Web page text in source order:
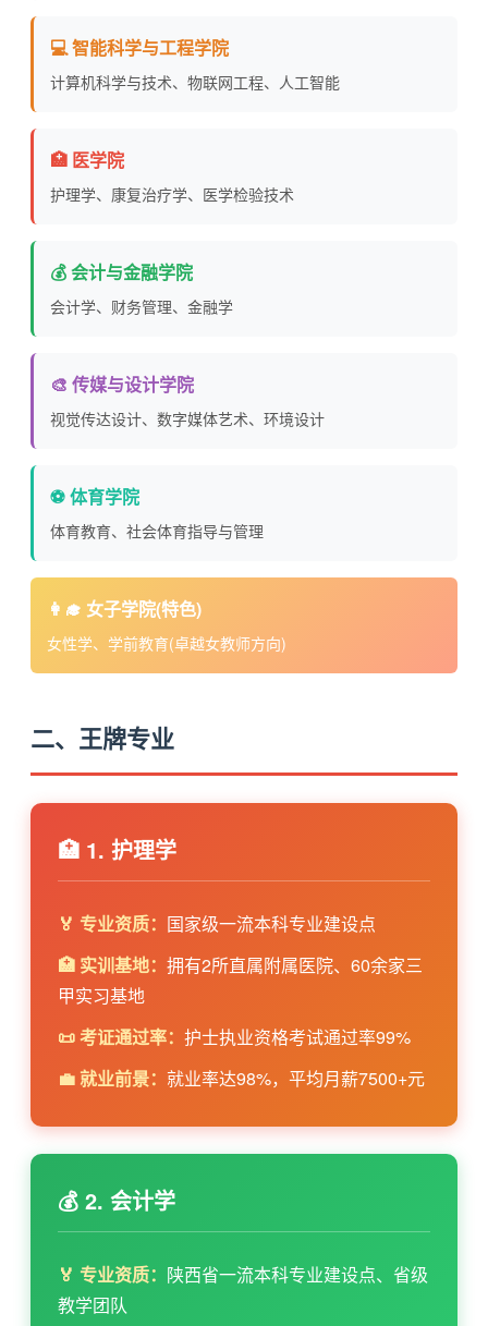
💻 智能科学与工程学院
计算机科学与技术、物联网工程、人工智能
🏥 医学院
护理学、康复治疗学、医学检验技术
💰 会计与金融学院
会计学、财务管理、金融学
🎨 传媒与设计学院
视觉传达设计、数字媒体艺术、环境设计
⚽ 体育学院
体育教育、社会体育指导与管理
👩‍🎓 女子学院(特色)
女性学、学前教育(卓越女教师方向)
二、王牌专业
🏥 1. 护理学
🏅 专业资质： 国家级一流本科专业建设点
🏥 实训基地： 拥有2所直属附属医院、60余家三
甲实习基地
📜 考证通过率： 护士执业资格考试通过率99%
💼 就业前景： 就业率达98%，平均月薪7500+元
💰 2. 会计学
🏅 专业资质： 陕西省一流本科专业建设点、省级
教学团队